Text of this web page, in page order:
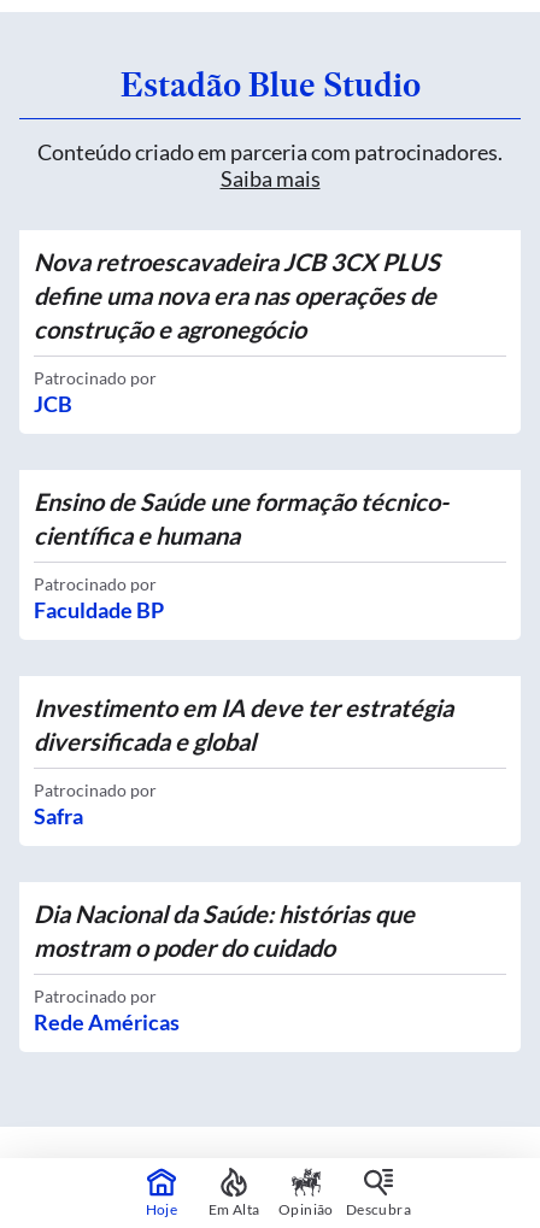
Estadão Blue Studio
Conteúdo criado em parceria com patrocinadores.
Saiba mais
Nova retroescavadeira JCB 3CX PLUS
define uma nova era nas operações de
construção e agronegócio
Patrocinado por
JCB
Ensino de Saúde une formação técnico-
científica e humana
Patrocinado por
Faculdade BP
Investimento em IA deve ter estratégia
diversificada e global
Patrocinado por
Safra
Dia Nacional da Saúde: histórias que
mostram o poder do cuidado
Patrocinado por
Rede Américas
Mapas interativos
Hoje Em Alta Opinião Descubra